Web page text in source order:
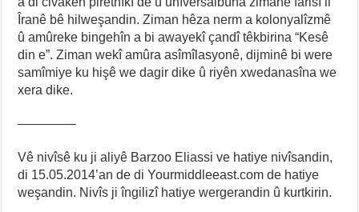
Îranê bê hilweşandin. Ziman hêza nerm a kolonyalîzmê
û amûreke bingehîn a bi awayekî çandî têkbirina “Kesê
din e”. Ziman wekî amûra asîmîlasyonê, dijminê bi were
samîmiye ku hişê we dagir dike û riyên xwedanasîna we
xera dike.
————–
Vê nivîsê ku ji aliyê Barzoo Eliassi ve hatiye nivîsandin,
di 15.05.2014’an de di Yourmiddleeast.com de hatiye
weşandin. Nivîs ji îngilizî hatiye wergerandin û kurtkirin.